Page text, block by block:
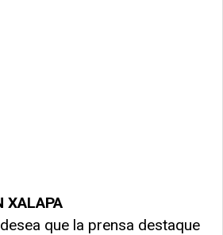
XALAPA
que la prensa destaque